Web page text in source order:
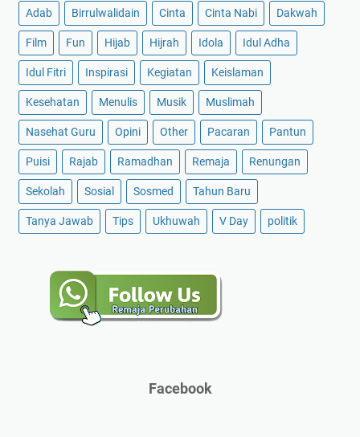
Adab Birrulwalidain Cinta Cinta Nabi Dakwah
Film Fun Hijab Hijrah Idola Idul Adha
Idul Fitri Inspirasi Kegiatan Keislaman
Kesehatan Menulis Musik Muslimah
Nasehat Guru Opini Other Pacaran Pantun
Puisi Rajab Ramadhan Remaja Renungan
Sekolah Sosial Sosmed Tahun Baru
Tanya Jawab Tips Ukhuwah V Day politik
Facebook